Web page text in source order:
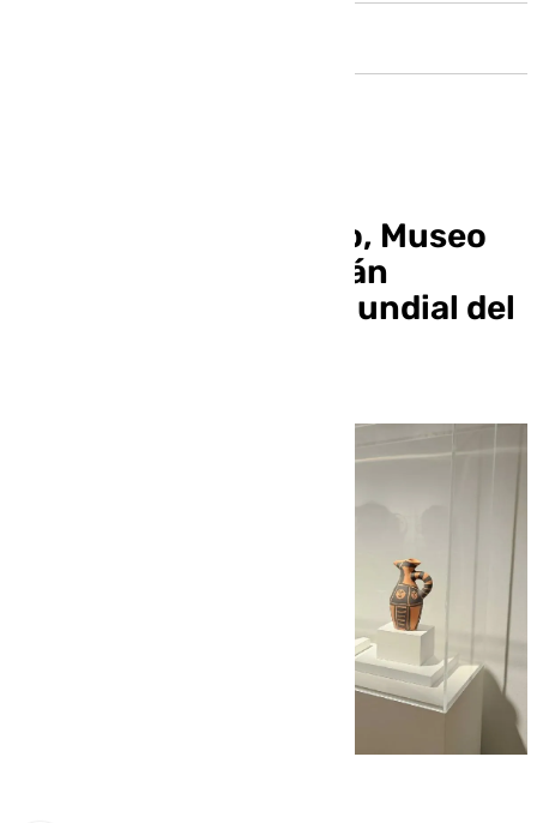
La Casa Natal Picasso, Museo
Ruso y Pompidou serán
gratuitos por el Día Mundial del